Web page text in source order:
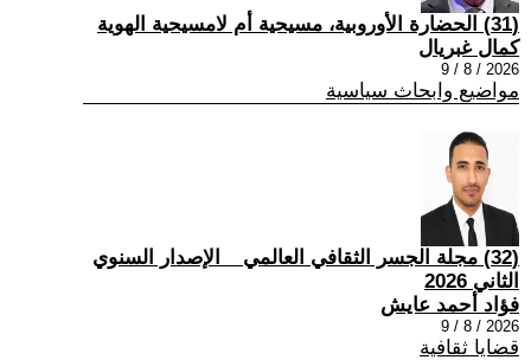
(31) الحضارة الأوروبية، مسيحية أم لامسيحية الهوية
كمال غبريال
2026 / 8 / 9
مواضيع وابحاث سياسية
(32) مجلة الجسر الثقافي العالمي _ الإصدار السنوي
الثاني 2026
فؤاد أحمد عايش
2026 / 8 / 9
قضايا ثقافية